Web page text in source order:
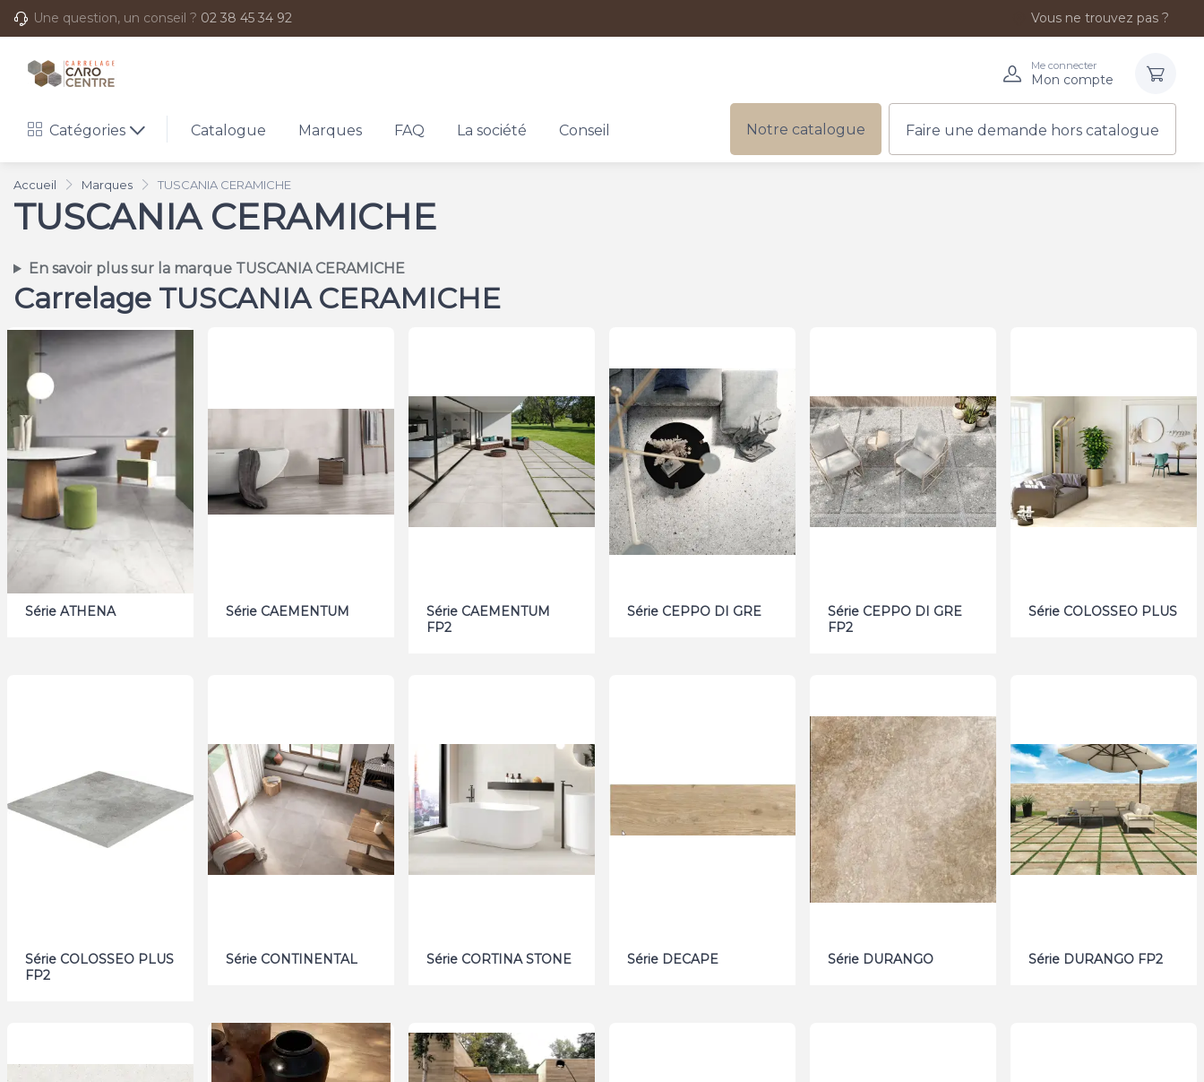
Une question, un conseil ? 02 38 45 34 92 Vous ne trouvez pas ?
Me connecter
Mon compte
Catégories Catalogue Marques FAQ La société Conseil Notre catalogue Faire une demande hors catalogue
Accueil Marques TUSCANIA CERAMICHE
TUSCANIA CERAMICHE
En savoir plus sur la marque TUSCANIA CERAMICHE
Carrelage TUSCANIA CERAMICHE
Série ATHENA Série CAEMENTUM
Série CAEMENTUM
FP2
Série CEPPO DI GRE
Série CEPPO DI GRE
FP2
Série COLOSSEO PLUS
Série COLOSSEO PLUS
FP2
Série CONTINENTAL Série CORTINA STONE Série DECAPE Série DURANGO Série DURANGO FP2